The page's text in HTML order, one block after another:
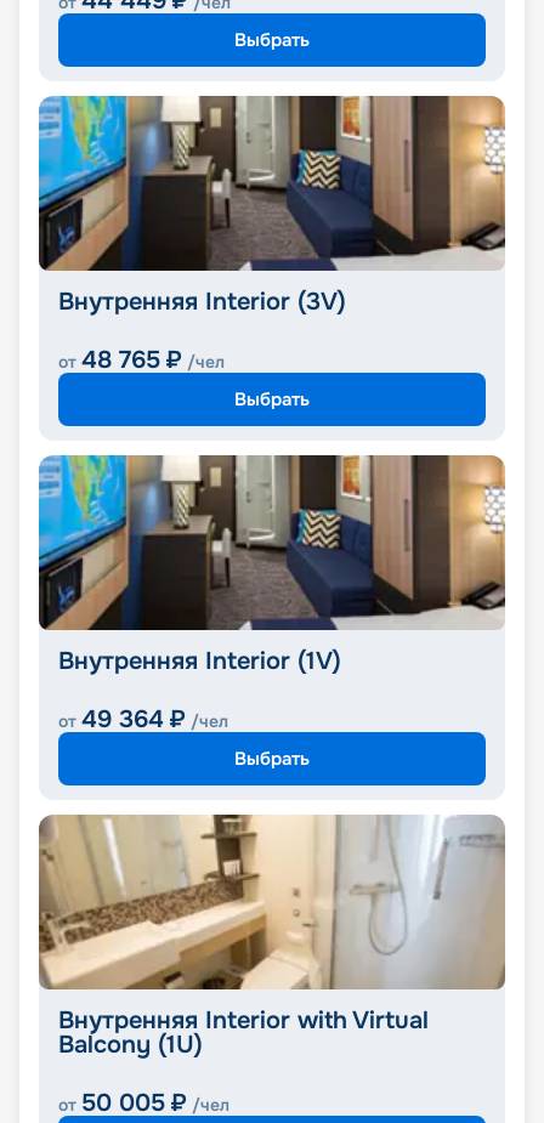
Выбрать
Внутренняя Interior (3V)
от 48 765 ₽ /чел
Выбрать
Внутренняя Interior (1V)
от 49 364 ₽ /чел
Выбрать
Внутренняя Interior with Virtual
Balcony (1U)
от 50 005 ₽ /чел